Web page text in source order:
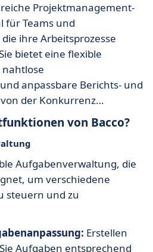
Projektmanagement-
für Teams und
ihre Arbeitsprozesse
bietet eine flexible
anpassbare Berichts- und
der Konkurrenz
von Bacco?
Aufgabenverwaltung, die
um verschiedene
steuern und zu
Erstellen
Aufgaben entsprechend